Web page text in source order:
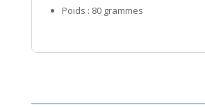
Poids : 80 grammes